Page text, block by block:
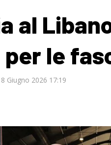
al
le
Giugno 2026 17:19